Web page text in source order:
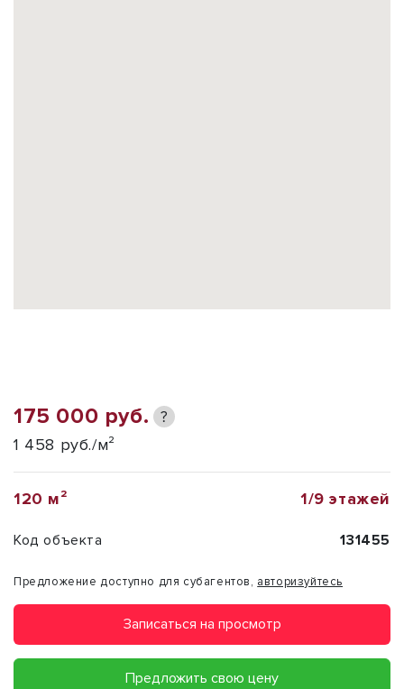
175 000 руб. ?
1 458 руб./м²
120 м² 1/9 этажей
Код объекта 131455
Предложение доступно для субагентов, авторизуйтесь
Записаться на просмотр
Предложить свою цену